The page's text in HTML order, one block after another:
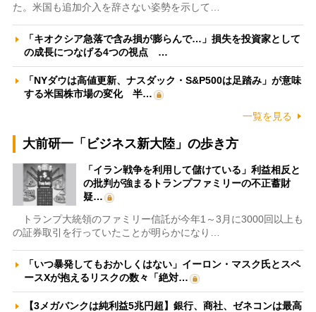
た。米国も追加介入を辞さない姿勢を示して…
「キオクシア急落で含み損が膨らんで…」損失を投資家として
の成長につなげる4つの視点 …
「NYダウは高値更新、ナスダック・S&P500は足踏み」が意味
する米国株市場の変化 半…
一覧を見る
大前研一「ビジネス新大陸」の歩き方
「イラン戦争を利用して儲けている」利益相反と
の批判が強まるトランプファミリーの不正蓄財
疑…
トランプ大統領のファミリー信託が今年1～3月に3000回以上も
の証券取引を行っていたことが明らかになり…
「いつ暴発してもおかしくはない」イーロン・マスク氏とスペ
ースXが抱えるリスクの数々「絶対…
【3メガバンクは純利益5兆円超】銀行、商社、ゼネコンは最高